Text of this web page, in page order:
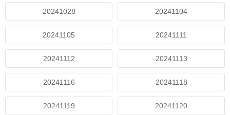
20241028 20241104
20241105 20241111
20241112 20241113
20241116 20241118
20241119 20241120